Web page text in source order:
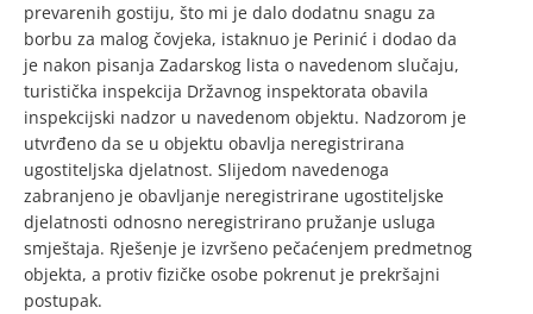
prevarenih gostiju, što mi je dalo dodatnu snagu za
borbu za malog čovjeka, istaknuo je Perinić i dodao da
je nakon pisanja Zadarskog lista o navedenom slučaju,
turistička inspekcija Državnog inspektorata obavila
inspekcijski nadzor u navedenom objektu. Nadzorom je
utvrđeno da se u objektu obavlja neregistrirana
ugostiteljska djelatnost. Slijedom navedenoga
zabranjeno je obavljanje neregistrirane ugostiteljske
djelatnosti odnosno neregistrirano pružanje usluga
smještaja. Rješenje je izvršeno pečaćenjem predmetnog
objekta, a protiv fizičke osobe pokrenut je prekršajni
postupak.